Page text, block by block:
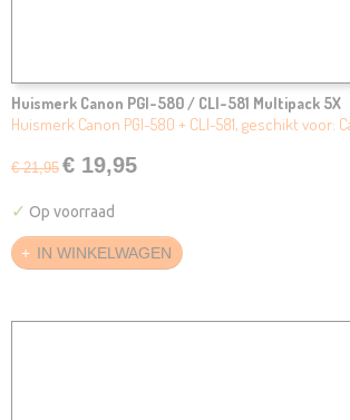
Huismerk Canon PGI-580 / CLI-581 Multipack 5X
Huismerk Canon PGI-580 + CLI-581, geschikt voor:
€ 21,95 € 19,95
✓ Op voorraad
IN WINKELWAGEN